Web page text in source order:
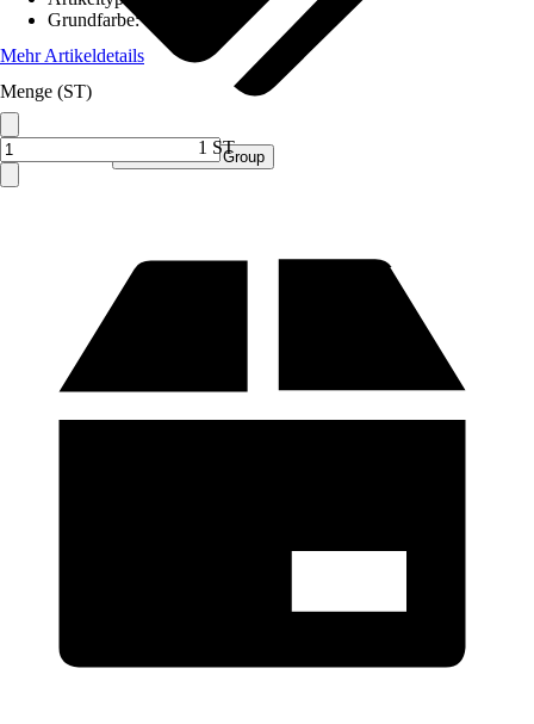
Verkauf durch: Procommerce Group
Grundfarbe:
Mehr Artikeldetails
Menge (ST)
1 ST